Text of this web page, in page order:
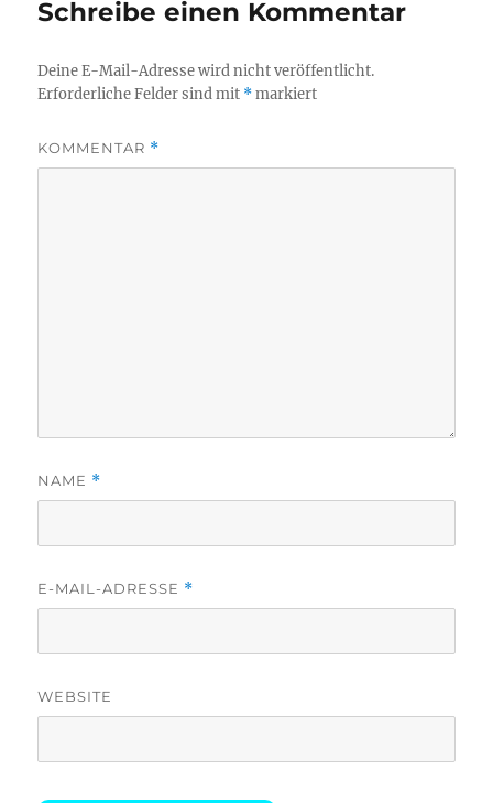
Schreibe einen Kommentar
Deine E-Mail-Adresse wird nicht veröffentlicht.
Erforderliche Felder sind mit *markiert
KOMMENTAR *
NAME *
E-MAIL-ADRESSE *
WEBSITE